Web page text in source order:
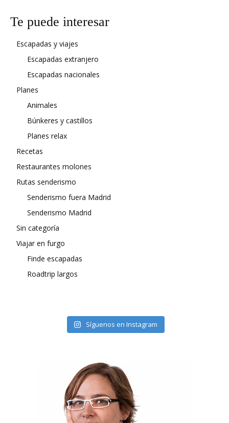
Te puede interesar
Escapadas y viajes
Escapadas extranjero
Escapadas nacionales
Planes
Animales
Búnkeres y castillos
Planes relax
Recetas
Restaurantes molones
Rutas senderismo
Senderismo fuera Madrid
Senderismo Madrid
Sin categoría
Viajar en furgo
Finde escapadas
Roadtrip largos
Síguenos en Instagram